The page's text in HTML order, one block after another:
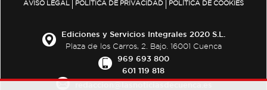
AVISO LEGAL POLÍTICA DE PRIVACIDAD POLÍTICA DE COOKIES
Ediciones y Servicios Integrales 2020 S.L.
Plaza de los Carros, 2. Bajo. 16001 Cuenca
969 693 800
601 119 818